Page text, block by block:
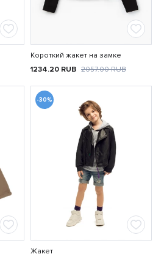
Короткий жакет на замке
1234.20 RUB 2057.00RUB
-30%
Жакет